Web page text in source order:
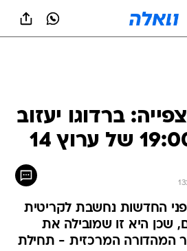
ברדוגו יעזוב
של לפני החדשות נחשבת לקריטית
שכן היא זו שמובילה את
המהדורה המרכזית - תחילת